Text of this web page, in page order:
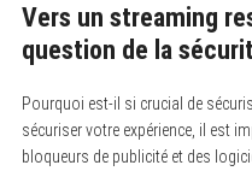
Vers un streaming
question de la
Pourquoi est-il si crucial de
sécuriser votre expérience, il est
bloqueurs de publicité et des